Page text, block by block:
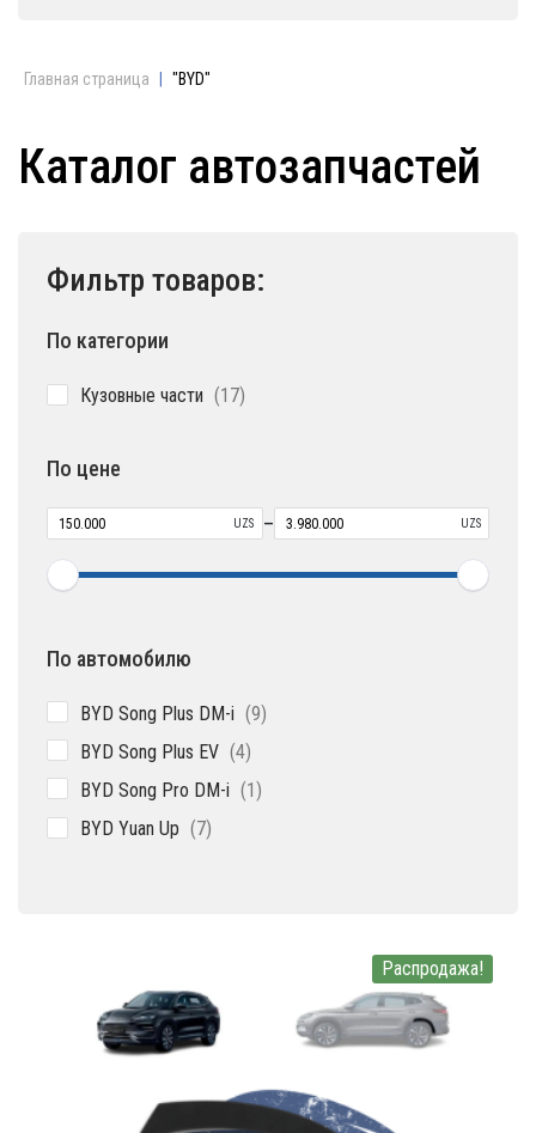
Главная страница "BYD"
Каталог автозапчастей
Фильтр товаров:
По категории
Кузовные части 1717
По цене
UZS – UZS
По автомобилю
BYD Song Plus DM-i 99
BYD Song Plus EV 44
BYD Song Pro DM-i 11
BYD Yuan Up 77
Распродажа!